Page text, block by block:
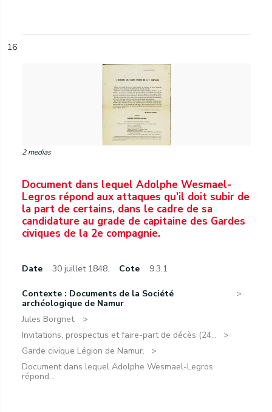
16
2 medias
Document dans lequel Adolphe Wesmael-
Legros répond aux attaques qu'il doit subir de
la part de certains, dans le cadre de sa
candidature au grade de capitaine des Gardes
civiques de la 2e compagnie.
Date 30 juillet 1848. Cote 9.3.1
Contexte : Documents de la Société
archéologique de Namur
Jules Borgnet.
Invitations, prospectus et faire-part de décès (24...
Garde civique Légion de Namur.
Document dans lequel Adolphe Wesmael-Legros
répond...